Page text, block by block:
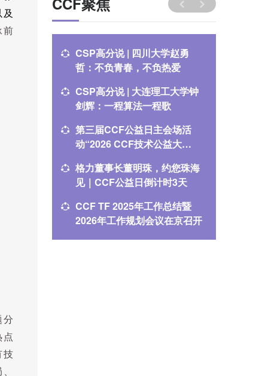
及
前
分
点
技
CSP高分说 | 四川大学赵勇
哲：不负青春，不负热爱
CSP高分说 | 大连理工大学钟
剑辉：一程算法一程歌
第三届CCF公益日主会场活
动“2026 CCF技术公益大
格力董事长董明珠，约您珠海
见｜CCF公益日倒计时3天
CCF TF 2025年工作总结暨
2026年工作规划会议在京召开